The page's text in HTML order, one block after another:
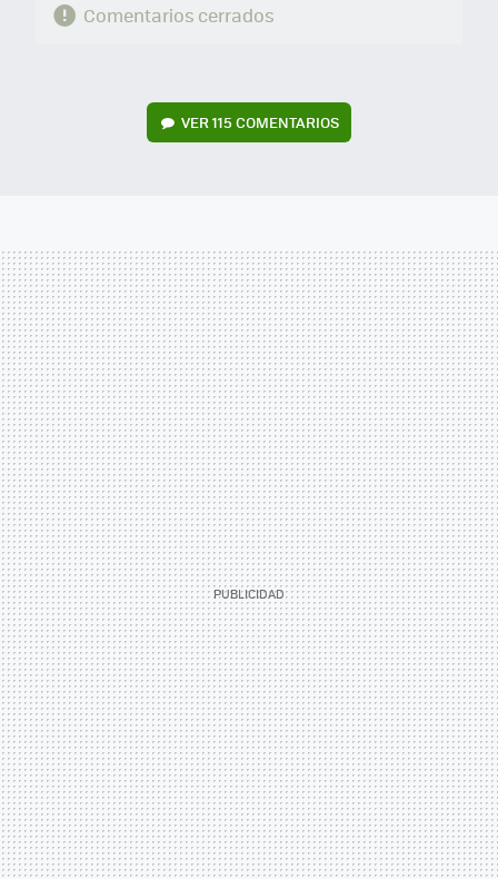
Comentarios cerrados
VER115 COMENTARIOS